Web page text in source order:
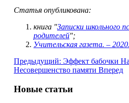
Статья опубликована:
книга "Записки школьного
родителей";
Учительская газета. –
Предыдущий: Эффект бабочки
Несовершенство памяти Вперед
Новые статьи